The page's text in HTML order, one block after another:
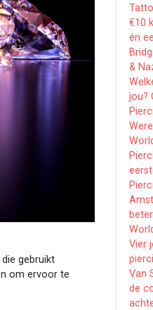
gebruikt
om ervoor te
€10
én
&
jou?
Vier
Van
de